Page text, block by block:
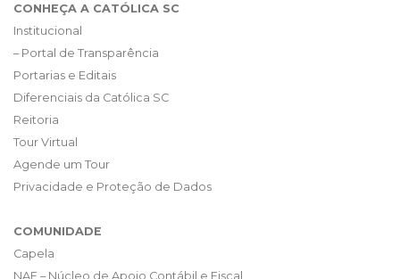
CONHEÇA A CATÓLICA SC
Institucional
– Portal de Transparência
Portarias e Editais
Diferenciais da Católica SC
Reitoria
Tour Virtual
Agende um Tour
Privacidade e Proteção de Dados
COMUNIDADE
Capela
NAF – Núcleo de Apoio Contábil e Fiscal